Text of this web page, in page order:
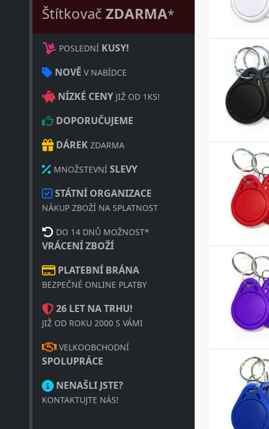
Štítkovač ZDARMA*
POSLEDNÍ KUSY!
NOVĚ V NABÍDCE
NÍZKÉ CENY JIŽ OD 1KS!
DOPORUČUJEME
DÁREK ZDARMA
MNOŽSTEVNÍ SLEVY
STÁTNÍ ORGANIZACE
NÁKUP ZBOŽÍ NA SPLATNOST
DO 14 DNŮ MOŽNOST*
VRÁCENÍ ZBOŽÍ
PLATEBNÍ BRÁNA
BEZPEČNÉ ONLINE PLATBY
26 LET NA TRHU!
JIŽ OD ROKU 2000 S VÁMI
VELKOOBCHODNÍ
SPOLUPRÁCE
NENAŠLI JSTE?
KONTAKTUJTE NÁS!